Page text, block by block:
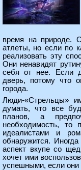
время на природе.
атлеты, но если по
реализовать эту
Они ненавидят
себя от нее. Если
дверь, потому что
города.
Люди-«Стрельцы»
думать, что все
планов, а
необходимость, то
идеалистами и
обнаружится.
аспект вкупе со
хочет ими
успешными, если они